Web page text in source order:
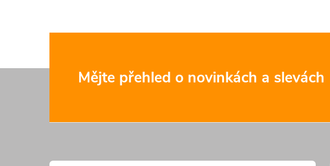
Mějte přehled o novinkách a slevách